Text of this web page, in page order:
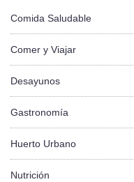
Comida Saludable
Comer y Viajar
Desayunos
Gastronomía
Huerto Urbano
Nutrición